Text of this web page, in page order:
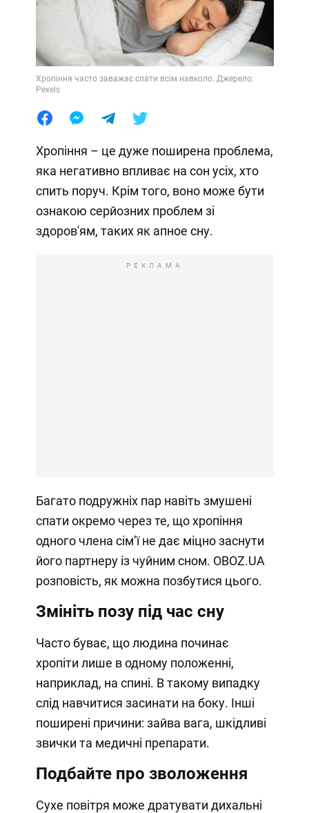
Хропіння часто заважає спати всім навколо. Джерело:
Pexels
Хропіння – це дуже поширена проблема,
яка негативно впливає на сон усіх, хто
спить поруч. Крім того, воно може бути
ознакою серйозних проблем зі
здоров'ям, таких як апное сну.
РЕКЛАМА
Багато подружніх пар навіть змушені
спати окремо через те, що хропіння
одного члена сімʼї не дає міцно заснути
його партнеру із чуйним сном. OBOZ.UA
розповість, як можна позбутися цього.
Змініть позу під час сну
Часто буває, що людина починає
хропіти лише в одному положенні,
наприклад, на спині. В такому випадку
слід навчитися засинати на боку. Інші
поширені причини: зайва вага, шкідливі
звички та медичні препарати.
Подбайте про зволоження
Сухе повітря може дратувати дихальні